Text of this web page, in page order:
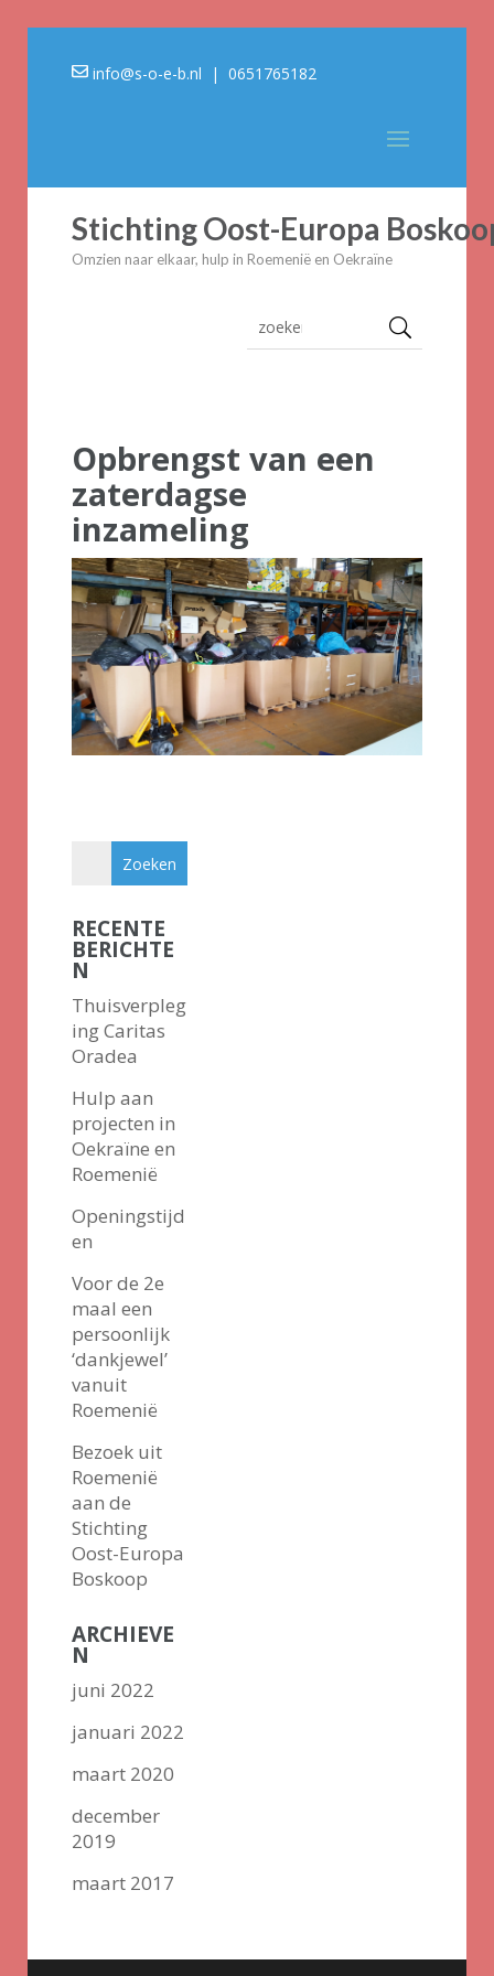
info@s-o-e-b.nl | 0651765182
Stichting Oost-Europa
Omzien naar elkaar, hulp in Roemenië en Oekraïne
Opbrengst van een
zaterdagse
inzameling
RECENTE
BERICHTE
N
Thuisverpleg
ing Caritas
Oradea
Hulp aan
projecten in
Oekraïne en
Roemenië
Openingstijd
en
Voor de 2e
maal een
persoonlijk
‘dankjewel’
vanuit
Roemenië
Bezoek uit
Roemenië
aan de
Stichting
Oost-Europa
Boskoop
ARCHIEVE
N
juni 2022
januari 2022
maart 2020
december
2019
maart 2017